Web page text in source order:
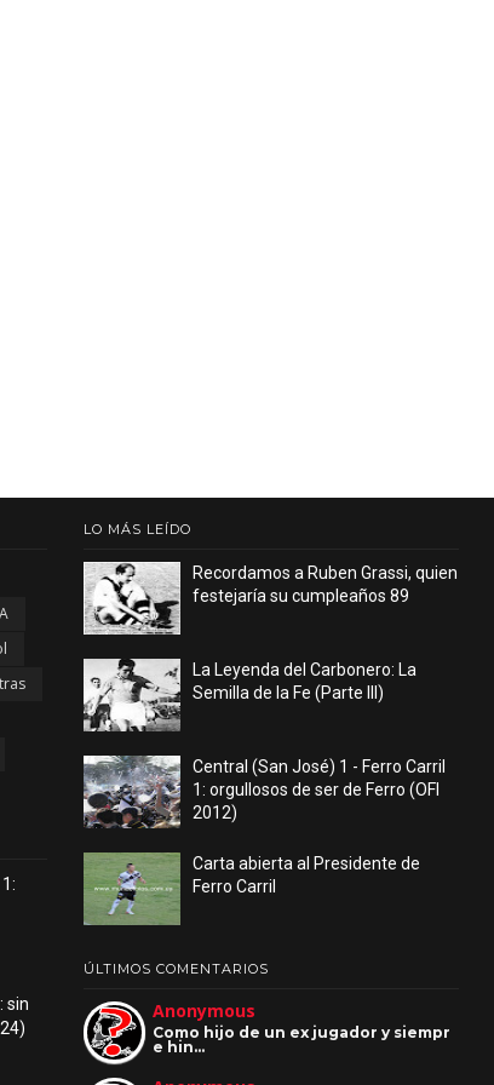
sin
LO MÁS LEÍDO
Recordamos a Ruben Grassi, quien
festejaría su cumpleaños 89
La Leyenda del Carbonero: La
Semilla de la Fe (Parte III)
Central (San José) 1 - Ferro Carril
1: orgullosos de ser de Ferro (OFI
2012)
Carta abierta al Presidente de
Ferro Carril
ÚLTIMOS COMENTARIOS
Anonymous
Como hijo de un ex jugador y siempr
e hin…